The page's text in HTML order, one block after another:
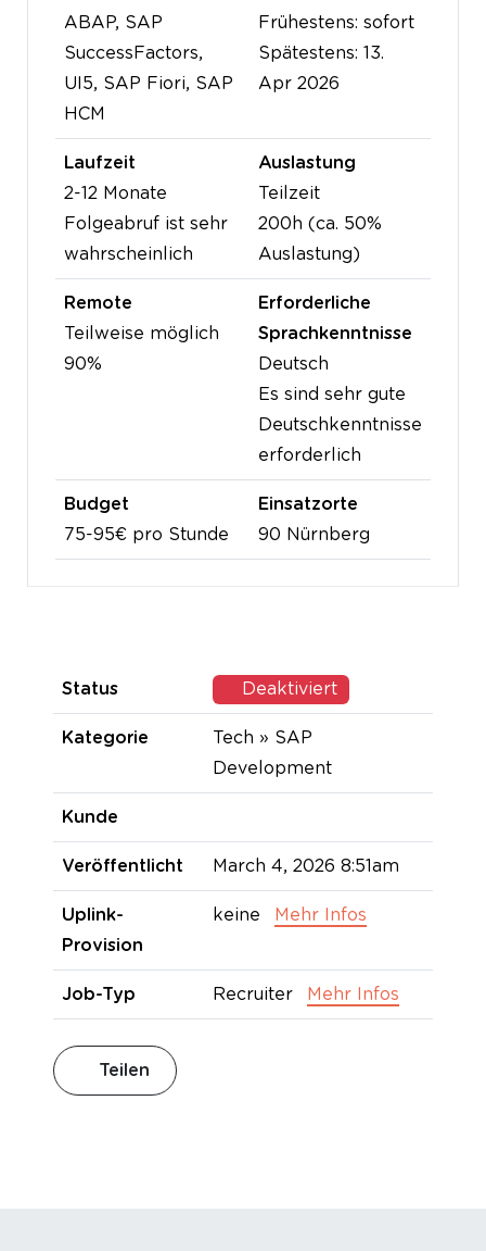
ABAP, SAP
SuccessFactors,
UI5, SAP Fiori, SAP
HCM
Frühestens: sofort
Spätestens: 13.
Apr 2026
Laufzeit
2-12 Monate
Folgeabruf ist sehr
wahrscheinlich
Auslastung
Teilzeit
200h (ca. 50%
Auslastung)
Remote
Teilweise möglich
90%
Erforderliche
Sprachkenntnisse
Deutsch
Es sind sehr gute
Deutschkenntnisse
erforderlich
Budget
75-95€ pro Stunde
Einsatzorte
90 Nürnberg
Status Deaktiviert
Kategorie
Tech » SAP
Development
Kunde
Veröffentlicht March 4, 2026 8:51am
Uplink-
Provision
keine Mehr Infos
Job-Typ Recruiter Mehr Infos
Teilen